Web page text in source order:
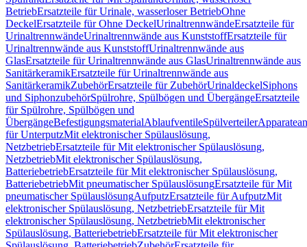
BetriebErsatzteile für Urinale, wasserloser BetriebOhne
DeckelErsatzteile für Ohne DeckelUrinaltrennwändeErsatzteile für
UrinaltrennwändeUrinaltrennwände aus KunststoffErsatzteile für
Urinaltrennwände aus KunststoffUrinaltrennwände aus
GlasErsatzteile für Urinaltrennwände aus GlasUrinaltrennwände aus
SanitärkeramikErsatzteile für Urinaltrennwände aus
SanitärkeramikZubehörErsatzteile für ZubehörUrinaldeckelSiphons
und SiphonzubehörSpülrohre, Spülbögen und ÜbergängeErsatzteile
für Spülrohre, Spülbögen und
ÜbergängeBefestigungsmaterialAblaufventileSpülverteiler
für UnterputzMit elektronischer Spülauslösung,
NetzbetriebErsatzteile für Mit elektronischer Spülauslösung,
NetzbetriebMit elektronischer Spülauslösung,
BatteriebetriebErsatzteile für Mit elektronischer Spülauslösung,
BatteriebetriebMit pneumatischer SpülauslösungErsatzteile für Mit
pneumatischer SpülauslösungAufputzErsatzteile für AufputzMit
elektronischer Spülauslösung, NetzbetriebErsatzteile für Mit
elektronischer Spülauslösung, NetzbetriebMit elektronischer
Spülauslösung, BatteriebetriebErsatzteile für Mit elektronischer